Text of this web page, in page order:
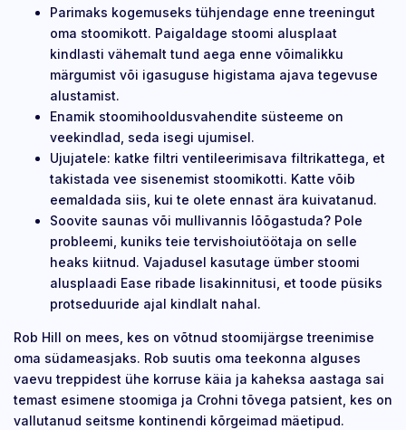
Parimaks kogemuseks tühjendage enne treeningut
oma stoomikott. Paigaldage stoomi alusplaat
kindlasti vähemalt tund aega enne võimalikku
märgumist või igasuguse higistama ajava tegevuse
alustamist.
Enamik stoomihooldusvahendite süsteeme on
veekindlad, seda isegi ujumisel.
Ujujatele: katke filtri ventileerimisava filtrikattega, et
takistada vee sisenemist stoomikotti. Katte võib
eemaldada siis, kui te olete ennast ära kuivatanud.
Soovite saunas või mullivannis lõõgastuda? Pole
probleemi, kuniks teie tervishoiutöötaja on selle
heaks kiitnud. Vajadusel kasutage ümber stoomi
alusplaadi Ease ribade lisakinnitusi, et toode püsiks
protseduuride ajal kindlalt nahal.
Rob Hill on mees, kes on võtnud stoomijärgse treenimise
oma südameasjaks. Rob suutis oma teekonna alguses
vaevu treppidest ühe korruse käia ja kaheksa aastaga sai
temast esimene stoomiga ja Crohni tõvega patsient, kes on
vallutanud seitsme kontinendi kõrgeimad mäetipud.